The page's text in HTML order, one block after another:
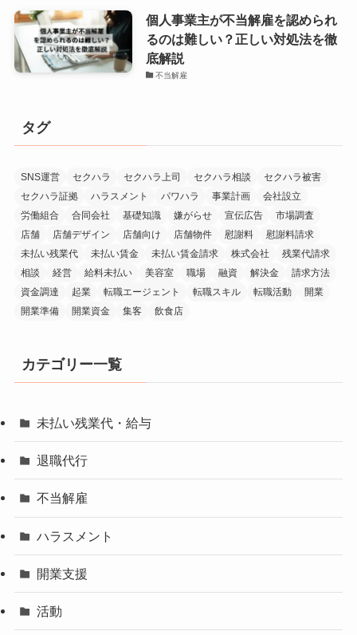
個人事業主が不当解雇を認められ
るのは難しい？正しい対処法を徹
底解説
不当解雇
タグ
SNS運営 セクハラ セクハラ上司 セクハラ相談
セクハラ被害
セクハラ証拠
ハラスメント パワハラ 事業計画
会社設立
労働組合
合同会社 基礎知識 嫌がらせ 宣伝広告
市場調査
店舗
店舗デザイン 店舗向け 店舗物件 慰謝料
慰謝料請求
未払い残業代
未払い賃金 未払い賃金請求 株式会社
残業代請求
相談
経営 給料未払い 美容室 職場 融資 解決金
請求方法
資金調達
起業 転職エージェント 転職スキル 転職活動
開業
開業準備
開業資金 集客 飲食店
カテゴリー一覧
未払い残業代・給与
退職代行
不当解雇
ハラスメント
開業支援
活動